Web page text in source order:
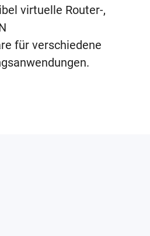
virtuelle Router-,
für verschiedene